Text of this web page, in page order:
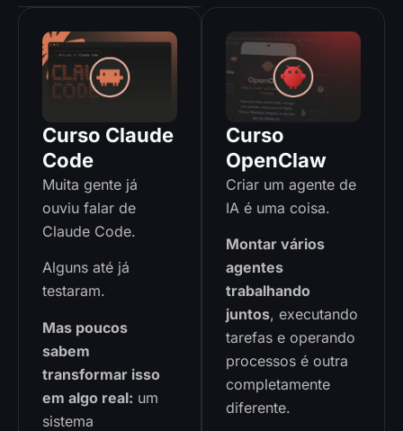
Curso Claude
Code
Muita gente já
ouviu falar de
Claude Code.
Alguns até já
testaram.
Mas poucos
sabem
transformar isso
em algo real: um
sistema
Curso
OpenClaw
Criar um agente de
IA é uma coisa.
Montar vários
agentes
trabalhando
juntos, executando
tarefas e operando
processos é outra
completamente
diferente.